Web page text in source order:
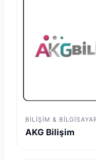
BILIŞIM &
AKG Bilişim